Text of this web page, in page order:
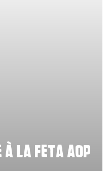
à la feta AOP